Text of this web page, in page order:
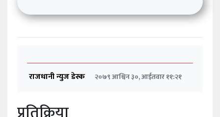
राजधानी न्युज डेस्क २०७९ आश्विन ३०, आईतवार ११:२१